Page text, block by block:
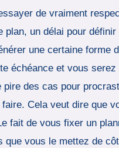
de vraiment
un délai pour
une certaine forme
échéance et vous
des cas pour
Cela veut dire que
fait de vous fixer un
vous le mettez de